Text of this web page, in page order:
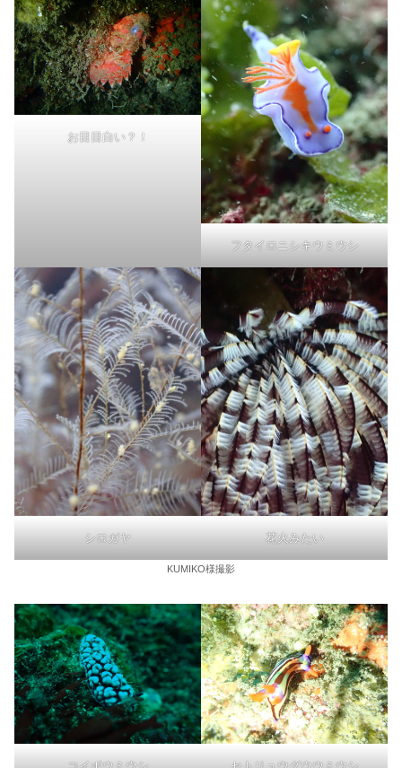
お目目白い？！
フタイロニシキウミウシ
シロガヤ 花火みたい
KUMIKO様撮影